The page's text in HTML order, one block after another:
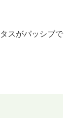
スがパッシブで